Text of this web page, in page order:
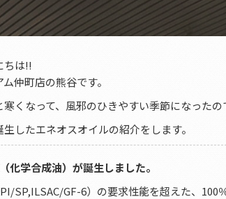
ちは!!
仲町店の熊谷です。
くなって、風邪のひきやすい季節になった
したエネオスオイルの紹介をします。
化学合成油）が誕生しました。
SP,ILSAC/GF-6）の要求性能を超えた、